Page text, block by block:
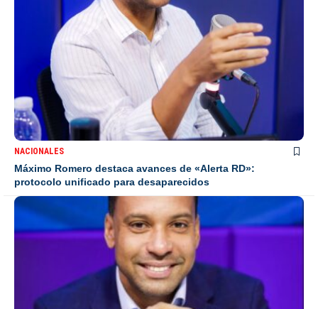
NACIONALES
Máximo Romero destaca avances de «Alerta RD»:
protocolo unificado para desaparecidos